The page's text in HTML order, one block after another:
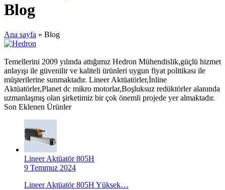
Blog
Ana sayfa » Blog
Temellerini 2009 yılında attığımız Hedron Mühendislik,güçlü hizmet
anlayışı ile güvenilir ve kaliteli ürünleri uygun fiyat politikası ile
müşterilerine sunmaktadır. Lineer Aktüatörler,İnline
Aktüatörler,Planet dc mikro motorlar,Boşluksuz redüktörler alanında
uzmanlaşmış olan şirketimiz bir çok önemli projede yer almaktadır.
Son Eklenen Ürünler
Lineer Aktüatör 805H
9 Temmuz 2024
Lineer Aktüatör 805H Yüksek…